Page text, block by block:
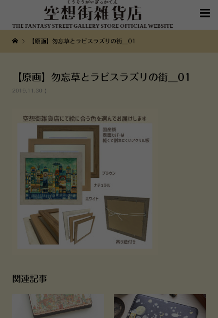

【原画】勿忘草とラピスラズリの街__01
【原画】勿忘草とラピスラズリの街__01
2019.11.30
関連記事